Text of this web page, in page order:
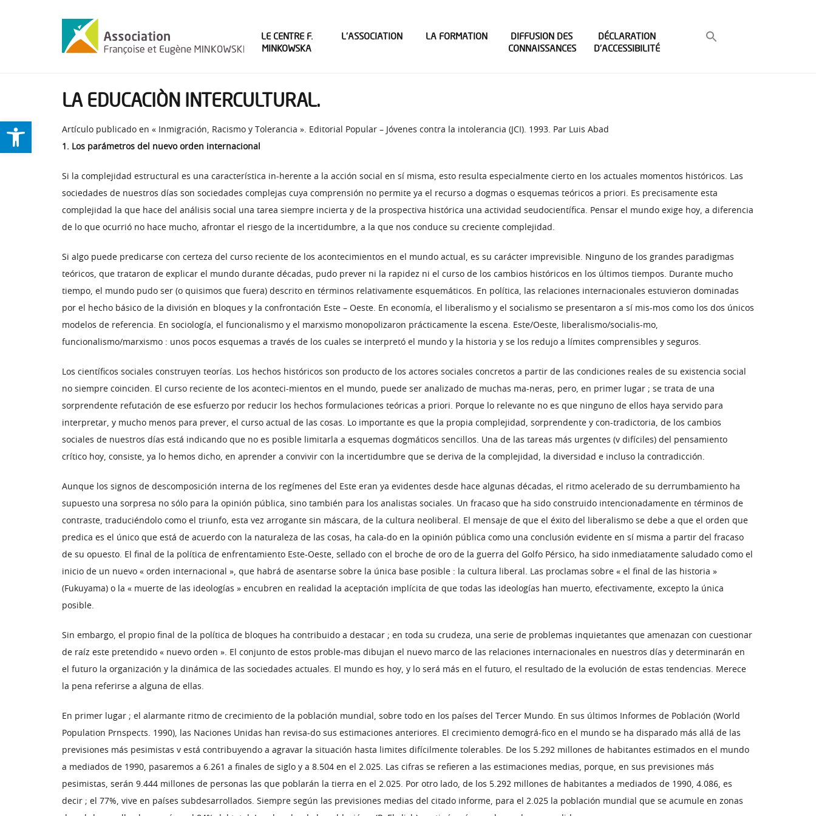
Ouvrir la barre d’outils
LE CENTRE F.
MINKOWSKA
L’ASSOCIATION LA FORMATION
DIFFUSION DES
CONNAISSANCES
DÉCLARATION
D’ACCESSIBILITÉ
LA EDUCACIÒN INTERCULTURAL.
Artículo publicado en « Inmigración, Racismo y Tolerancia ». Editorial Popular – Jóvenes contra la intolerancia (JCI). 1993. Par Luis Abad
1. Los parámetros del nuevo orden internacional
Si la complejidad estructural es una característica in-herente a la acción social en sí misma, esto resulta especialmente cierto en los actuales momentos históricos. Las
sociedades de nuestros días son sociedades complejas cuya comprensión no permite ya el recurso a dogmas o esquemas teóricos a priori. Es precisamente esta
complejidad la que hace del análisis social una tarea siempre incierta y de la prospectiva histórica una actividad seudocientífica. Pensar el mundo exige hoy, a diferencia
de lo que ocurrió no hace mucho, afrontar el riesgo de la incertidumbre, a la que nos conduce su creciente complejidad.
Si algo puede predicarse con certeza del curso reciente de los acontecimientos en el mundo actual, es su carácter imprevisible. Ninguno de los grandes paradigmas
teóricos, que trataron de explicar el mundo durante décadas, pudo prever ni la rapidez ni el curso de los cambios históricos en los últimos tiempos. Durante mucho
tiempo, el mundo pudo ser (o quisimos que fuera) descrito en términos relativamente esquemáticos. En política, las relaciones internacionales estuvieron dominadas
por el hecho básico de la división en bloques y la confrontación Este – Oeste. En economía, el liberalismo y el socialismo se presentaron a sí mis-mos como los dos únicos
modelos de referencia. En sociología, el funcionalismo y el marxismo monopolizaron prácticamente la escena. Este/Oeste, liberalismo/socialis-mo,
funcionalismo/marxismo : unos pocos esquemas a través de los cuales se interpretó el mundo y la historia y se los redujo a límites comprensibles y seguros.
Los científicos sociales construyen teorías. Los hechos históricos son producto de los actores sociales concretos a partir de las condiciones reales de su existencia social
no siempre coinciden. El curso reciente de los aconteci-mientos en el mundo, puede ser analizado de muchas ma-neras, pero, en primer lugar ; se trata de una
sorprendente refutación de ese esfuerzo por reducir los hechos formulaciones teóricas a priori. Porque lo relevante no es que ninguno de ellos haya servido para
interpretar, y mucho menos para prever, el curso actual de las cosas. Lo importante es que la propia complejidad, sorprendente y con-tradictoria, de los cambios
sociales de nuestros días está indicando que no es posible limitarla a esquemas dogmáticos sencillos. Una de las tareas más urgentes (v difíciles) del pensamiento
crítico hoy, consiste, ya lo hemos dicho, en aprender a convivir con la incertidumbre que se deriva de la complejidad, la diversidad e incluso la contradicción.
Aunque los signos de descomposición interna de los regímenes del Este eran ya evidentes desde hace algunas décadas, el ritmo acelerado de su derrumbamiento ha
supuesto una sorpresa no sólo para la opinión pública, sino también para los analistas sociales. Un fracaso que ha sido construido intencionadamente en términos de
contraste, traduciéndolo como el triunfo, esta vez arrogante sin máscara, de la cultura neoliberal. El mensaje de que el éxito del liberalismo se debe a que el orden que
predica es el único que está de acuerdo con la naturaleza de las cosas, ha cala-do en la opinión pública como una conclusión evidente en sí misma a partir del fracaso
de su opuesto. El final de la política de enfrentamiento Este-Oeste, sellado con el broche de oro de la guerra del Golfo Pérsico, ha sido inmediatamente saludado como el
inicio de un nuevo « orden internacional », que habrá de asentarse sobre la única base posible : la cultura liberal. Las proclamas sobre « el final de las historia »
(Fukuyama) o la « muerte de las ideologías » encubren en realidad la aceptación implícita de que todas las ideologías han muerto, efectivamente, excepto la única
posible.
Sin embargo, el propio final de la política de bloques ha contribuido a destacar ; en toda su crudeza, una serie de problemas inquietantes que amenazan con cuestionar
de raíz este pretendido « nuevo orden ». El conjunto de estos proble-mas dibujan el nuevo marco de las relaciones internacionales en nuestros días y determinarán en
el futuro la organización y la dinámica de las sociedades actuales. El mundo es hoy, y lo será más en el futuro, el resultado de la evolución de estas tendencias. Merece
la pena referirse a alguna de ellas.
En primer lugar ; el alarmante ritmo de crecimiento de la población mundial, sobre todo en los países del Tercer Mundo. En sus últimos Informes de Población (World
Population Prnspects. 1990), las Naciones Unidas han revisa-do sus estimaciones anteriores. El crecimiento demográ-fico en el mundo se ha disparado más allá de las
previsiones más pesimistas v está contribuyendo a agravar la situación hasta limites difícilmente tolerables. De los 5.292 millones de habitantes estimados en el mundo
a mediados de 1990, pasaremos a 6.261 a finales de siglo y a 8.504 en el 2.025. Las cifras se refieren a las estimaciones medias, porque, en sus previsiones más
pesimistas, serán 9.444 millones de personas las que poblarán la tierra en el 2.025. Por otro lado, de los 5.292 millones de habitantes a mediados de 1990, 4.086, es
decir ; el 77%, vive en países subdesarrollados. Siempre según las previsiones medias del citado informe, para el 2.025 la población mundial que se acumule en zonas